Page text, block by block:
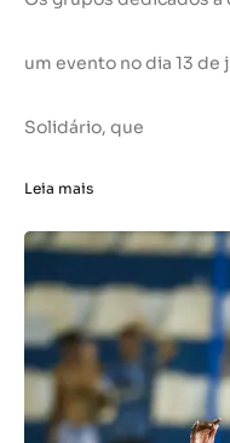
um evento no dia 13 de
Solidário, que
Leia mais